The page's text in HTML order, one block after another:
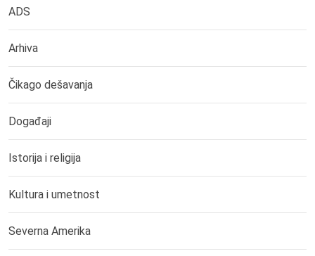
ADS
Arhiva
Čikago dešavanja
Događaji
Istorija i religija
Kultura i umetnost
Severna Amerika